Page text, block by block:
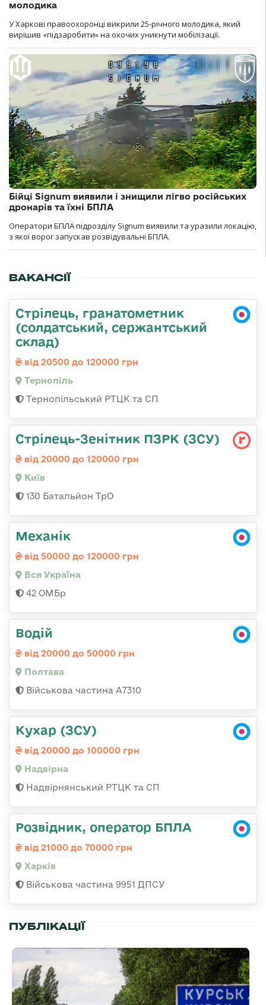
молодика
У Харкові правоохоронці викрили 25-річного молодика, який
вирішив «підзаробити» на охочих уникнути мобілізації.
Бійці Signum виявили і знищили лігво російських
дронарів та їхні БПЛА
Оператори БПЛА підрозділу Signum виявили та уразили локацію,
з якої ворог запускав розвідувальні БПЛА.
ВАКАНСІЇ
Стрілець, гранатометник
(солдатський, сержантський
склад)
від 20500 до 120000 грн
Тернопіль
Тернопільський РТЦК та СП
Стрілець-Зенітник ПЗРК (ЗСУ)
від 20000 до 120000 грн
Київ
130 Батальйон ТрО
Механік
від 50000 до 120000 грн
Вся Україна
42 ОМБр
Водій
від 20000 до 50000 грн
Полтава
Військова частина A7310
Кухар (ЗСУ)
від 20000 до 100000 грн
Надвірна
Надвірнянський РТЦК та СП
Розвідник, оператор БПЛА
від 21000 до 70000 грн
Харків
Військова частина 9951 ДПСУ
ПУБЛІКАЦІЇ